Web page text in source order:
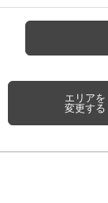
エリアを
変更する